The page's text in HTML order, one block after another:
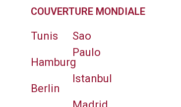
COUVERTURE MONDIALE
Tunis
Hamburg
Berlin
Sao
Paulo
Istanbul